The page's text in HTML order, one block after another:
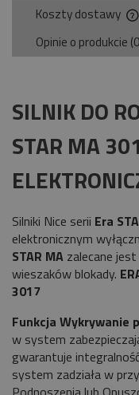
Koszty dostawy
Cena nie zawiera
Opinie o produkcie
SILNIK DO
STAR MA
Silniki Nice serii Era
elektronicznym
STAR MA zalecane
wieszaków blokady.
3017
Funkcja Wykrywanie
w system
gwarantuje
system zadziała w